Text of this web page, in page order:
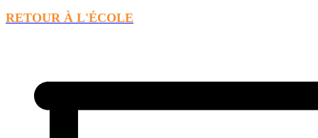
RETOUR À L'ÉCOLE